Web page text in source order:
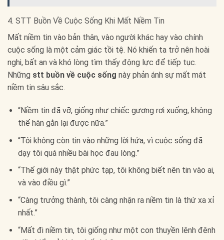
4. STT Buồn Về Cuộc Sống Khi Mất Niềm Tin
Mất niềm tin vào bản thân, vào người khác hay vào chính
cuộc sống là một cảm giác tồi tệ. Nó khiến ta trở nên hoài
nghi, bất an và khó lòng tìm thấy động lực để tiếp tục.
Những stt buồn về cuộc sống này phản ánh sự mất mát
niềm tin sâu sắc.
“Niềm tin đã vỡ, giống như chiếc gương rơi xuống, không
thể hàn gắn lại được nữa.”
“Tôi không còn tin vào những lời hứa, vì cuộc sống đã
dạy tôi quá nhiều bài học đau lòng.”
“Thế giới này thật phức tạp, tôi không biết nên tin vào ai,
và vào điều gì.”
“Càng trưởng thành, tôi càng nhận ra niềm tin là thứ xa xỉ
nhất.”
“Mất đi niềm tin, tôi giống như một con thuyền lênh đênh